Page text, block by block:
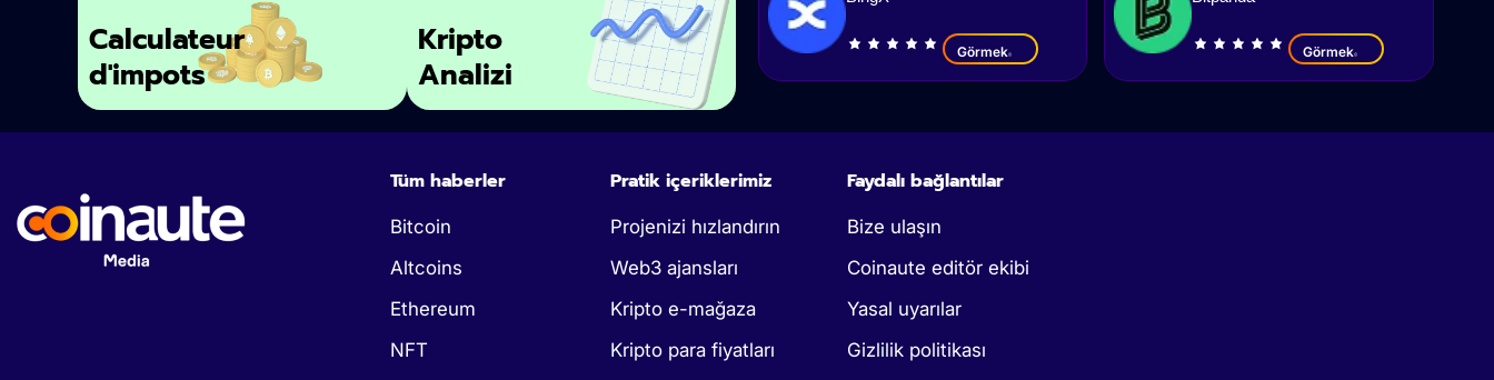
Calculateur
d'impots
Kripto
Analizi
Görmek Görmek
Tüm haberler
Bitcoin
Altcoins
Ethereum
NFT
Pratik içeriklerimiz
Projenizi hızlandırın
Web3 ajansları
Kripto e-mağaza
Kripto para fiyatları
Faydalı bağlantılar
Bize ulaşın
Coinaute editör ekibi
Yasal uyarılar
Gizlilik politikası